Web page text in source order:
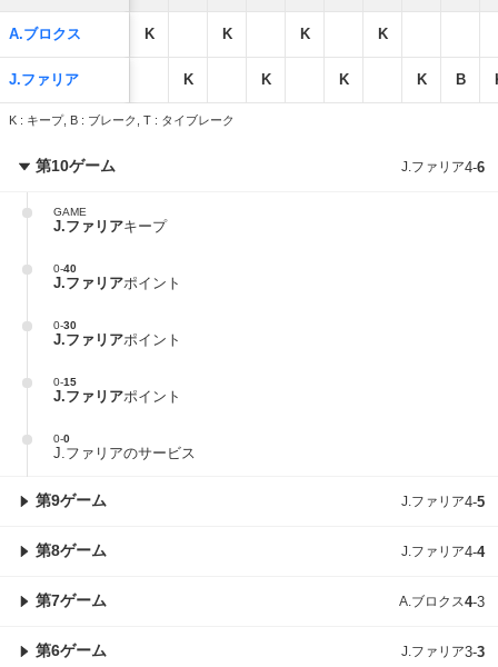
A.ブロクス K K K K
J.ファリア K K K K B
K : キープ, B : ブレーク, T : タイブレーク
第10ゲーム J.ファリア4-6
GAME
J.ファリアキープ
0-40
J.ファリアポイント
0-30
J.ファリアポイント
0-15
J.ファリアポイント
0-0
J.ファリアのサービス
第9ゲーム J.ファリア4-5
第8ゲーム J.ファリア4-4
第7ゲーム A.ブロクス4-3
第6ゲーム J.ファリア3-3